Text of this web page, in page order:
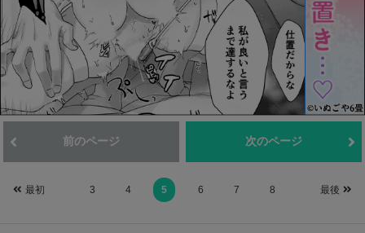
前のページ 次のページ
最初 3 4 5 6 7 8 最後